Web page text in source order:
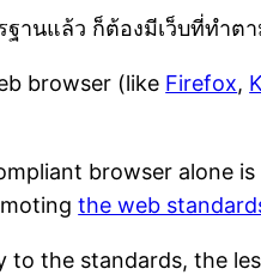
ฐานแล้ว ก็ต้องมีเว็บที่ทำ
browser (like Firefox,
browser alone
the web
to the standards, the